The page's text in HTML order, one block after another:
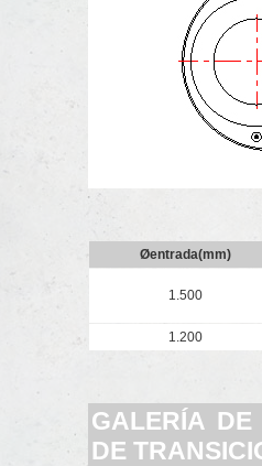
Øentrada(mm)
1.500
1.200
GALERÍA
DE